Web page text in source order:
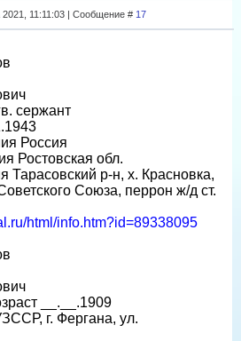
11:11:03 | Сообщение # 17
сержант
Россия
Ростовская обл.
Тарасовский р-н, х. Красновка,
Союза, перрон ж/д ст.
html/info.htm?id=89338095
__.__.1909
г. Фергана, ул.